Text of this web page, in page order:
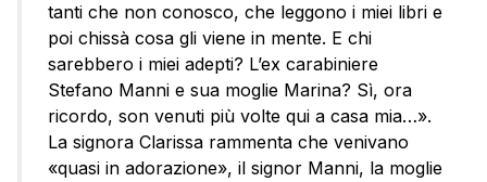
tanti che non conosco, che leggono i miei libri e
poi chissà cosa gli viene in mente. E chi
sarebbero i miei adepti? L’ex carabiniere
Stefano Manni e sua moglie Marina? Sì, ora
ricordo, son venuti più volte qui a casa mia…».
La signora Clarissa rammenta che venivano
«quasi in adorazione», il signor Manni, la moglie